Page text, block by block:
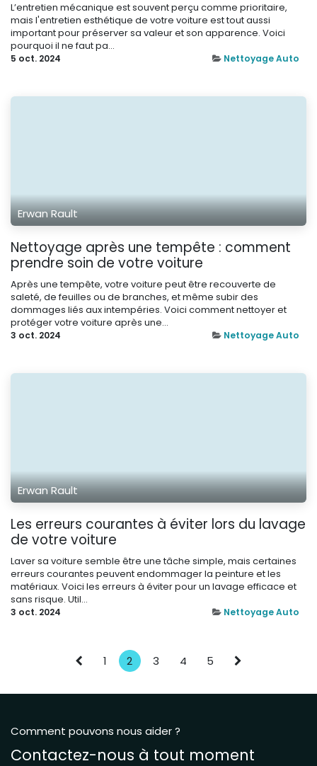
L’entretien mécanique est souvent perçu comme prioritaire,
mais l'entretien esthétique de votre voiture est tout aussi
important pour préserver sa valeur et son apparence. Voici
pourquoi il ne faut pa...
5 oct. 2024 Nettoyage Auto
Erwan Rault
Nettoyage après une tempête : comment
prendre soin de votre voiture
Après une tempête, votre voiture peut être recouverte de
saleté, de feuilles ou de branches, et même subir des
dommages liés aux intempéries. Voici comment nettoyer et
protéger votre voiture après une...
3 oct. 2024 Nettoyage Auto
Erwan Rault
Les erreurs courantes à éviter lors du lavage
de votre voiture
Laver sa voiture semble être une tâche simple, mais certaines
erreurs courantes peuvent endommager la peinture et les
matériaux. Voici les erreurs à éviter pour un lavage efficace et
sans risque. Util...
3 oct. 2024 Nettoyage Auto
1 2 3 4 5
Comment pouvons nous aider ?
Contactez-nous à tout moment